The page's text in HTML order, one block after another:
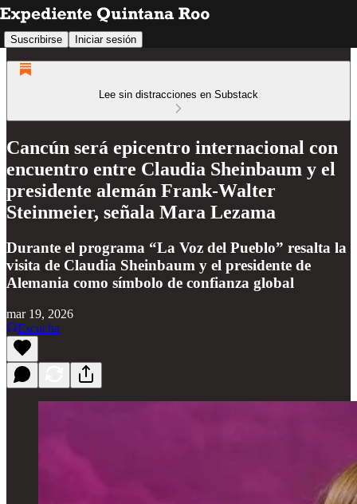
Suscribirse Iniciar sesión
Lee sin distracciones en Substack
Cancún será epicentro internacional con
encuentro entre Claudia Sheinbaum y el
presidente alemán Frank-Walter
Steinmeier, señala Mara Lezama
Durante el programa “La Voz del Pueblo” resalta la
visita de Claudia Sheinbaum y el presidente de
Alemania como símbolo de confianza global
mar 19, 2026
Escucha